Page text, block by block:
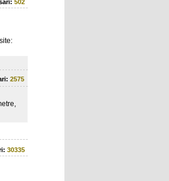
502
2575
30335